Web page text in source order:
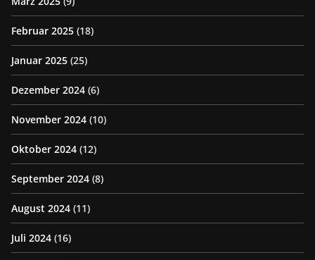
Februar 2025 (18)
Januar 2025 (25)
Dezember 2024 (6)
November 2024 (10)
Oktober 2024 (12)
September 2024 (8)
August 2024 (11)
Juli 2024 (16)